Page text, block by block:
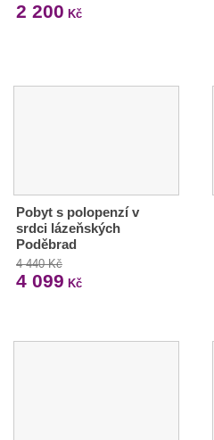
2 200 Kč
Pobyt s polopenzí v
srdci lázeňských
Poděbrad
4 440 Kč
4 099 Kč